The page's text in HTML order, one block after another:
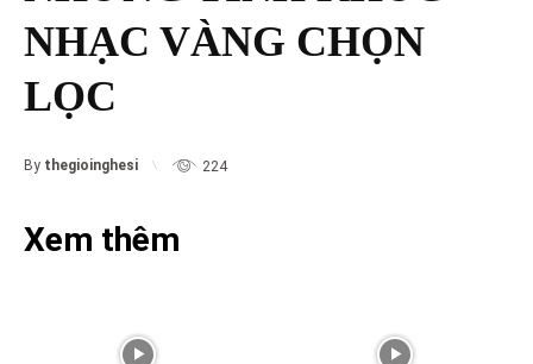
NHẠC VÀNG CHỌN
LỌC
By thegioinghesi 224
Xem thêm